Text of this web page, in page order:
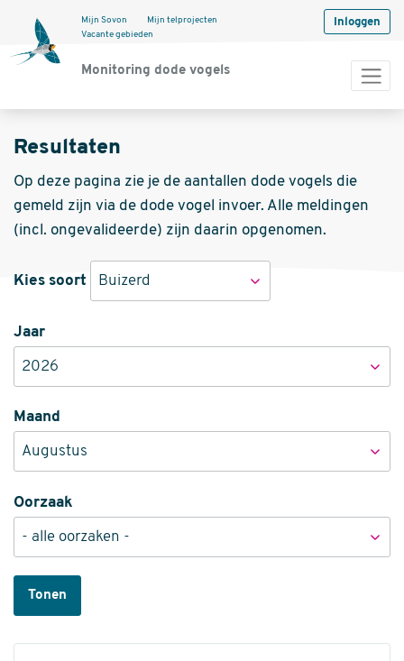
Monitoring dode vogels
Mijn Sovon
Mijn telprojecten
Vacante gebieden
Inloggen
Resultaten
Op deze pagina zie je de aantallen dode vogels die
gemeld zijn via de dode vogel invoer. Alle meldingen
(incl. ongevalideerde) zijn daarin opgenomen.
Kies soort Buizerd
Jaar
Maand
Oorzaak
Tonen